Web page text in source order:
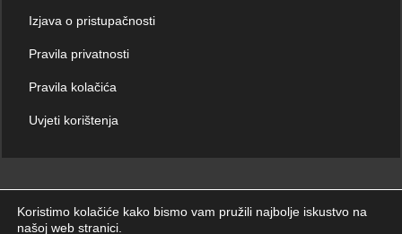
Izjava o pristupačnosti
Pravila privatnosti
Pravila kolačića
Uvjeti korištenja
Koristimo kolačiće kako bismo vam pružili najbolje iskustvo na
našoj web stranici.